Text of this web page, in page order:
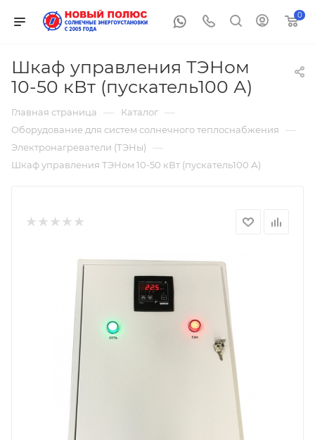
0
Шкаф управления ТЭНом
10-50 кВт (пускатель100 А)
Главная страница — Каталог —
Оборудование для систем солнечного теплоснабжения —
Электронагреватели (ТЭНы) —
Шкаф управления ТЭНом 10-50 кВт (пускатель100 А)